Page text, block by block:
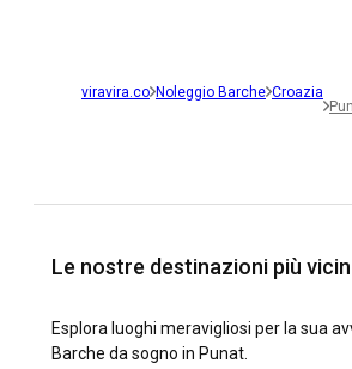
viravira.co Noleggio Barche Croazia
Le nostre destinazioni più
Esplora luoghi meravigliosi per la sua
Barche da sogno in Punat.